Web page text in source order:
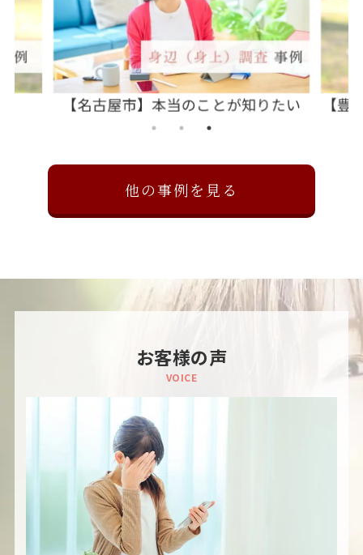
【豊橋市】今後の為に証拠を取りたい
他の事例を見る
お客様の声
VOICE